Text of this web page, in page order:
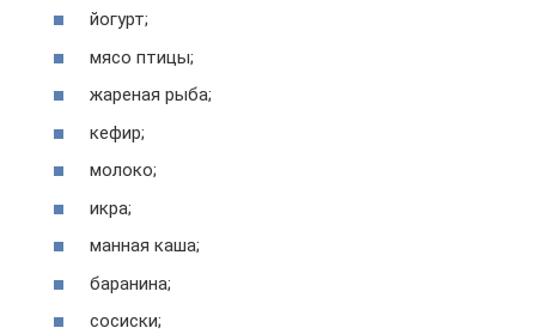
йогурт;
мясо птицы;
жареная рыба;
кефир;
молоко;
икра;
манная каша;
баранина;
сосиски;